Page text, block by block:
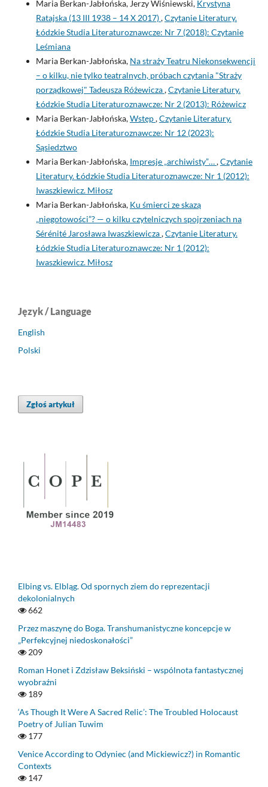
Maria Berkan-Jabłońska, Jerzy Wiśniewski, Krystyna
Ratajska (13 III 1938 – 14 X 2017),Czytanie Literatury.
Łódzkie Studia Literaturoznawcze: Nr 7 (2018): Czytanie
Leśmiana
Maria Berkan-Jabłońska, Na straży Teatru Niekonsekwencji
– o kilku, nie tylko teatralnych, próbach czytania "Straży
porządkowej" Tadeusza Różewicza,Czytanie Literatury.
Łódzkie Studia Literaturoznawcze: Nr 2 (2013): Różewicz
Maria Berkan-Jabłońska,Wstęp,Czytanie Literatury.
Łódzkie Studia Literaturoznawcze: Nr 12 (2023):
Sąsiedztwo
Maria Berkan-Jabłońska, Impresje „archiwisty”…,Czytanie
Literatury. Łódzkie Studia Literaturoznawcze: Nr 1 (2012):
Iwaszkiewicz. Miłosz
Maria Berkan-Jabłońska, Ku śmierci ze skazą
„niegotowości”? — o kilku czytelniczych spojrzeniach na
Sérénité Jarosława Iwaszkiewicza,Czytanie Literatury.
Łódzkie Studia Literaturoznawcze: Nr 1 (2012):
Iwaszkiewicz. Miłosz
Język / Language
English
Polski
Zgłoś artykuł
Elbing vs. Elbląg. Od spornych ziem do reprezentacji
dekolonialnych
662
Przez maszynę do Boga. Transhumanistyczne koncepcje w
„Perfekcyjnej niedoskonałości”
209
Roman Honet i Zdzisław Beksiński – wspólnota fantastycznej
wyobraźni
189
‘As Though It Were A Sacred Relic’: The Troubled Holocaust
Poetry of Julian Tuwim
177
Venice According to Odyniec (and Mickiewicz?) in Romantic
Contexts
147